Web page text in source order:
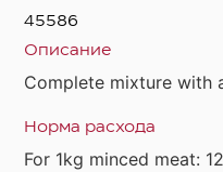
45586
Описание
Complete mixture with
Норма расхода
For 1kg minced meat: